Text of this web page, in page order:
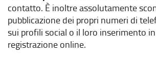
contatto. È inoltre assolutamente
pubblicazione dei propri numeri di
sui profili social o il loro inserimento
registrazione online.